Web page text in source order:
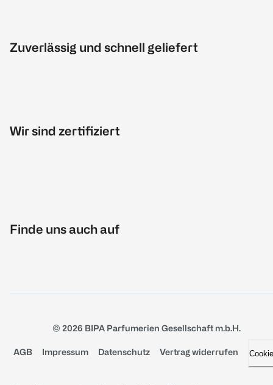
Zuverlässig und schnell geliefert
Wir sind zertifiziert
Finde uns auch auf
© 2026 BIPA Parfumerien Gesellschaft m.b.H.
AGB Impressum Datenschutz Vertrag widerrufen